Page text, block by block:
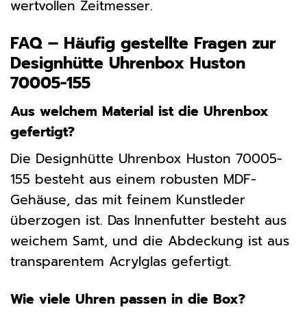
wertvollen Zeitmesser.
FAQ – Häufig gestellte Fragen zur
Designhütte Uhrenbox Huston
70005-155
Aus welchem Material ist die Uhrenbox
gefertigt?
Die Designhütte Uhrenbox Huston 70005-
155 besteht aus einem robusten MDF-
Gehäuse, das mit feinem Kunstleder
überzogen ist. Das Innenfutter besteht aus
weichem Samt, und die Abdeckung ist aus
transparentem Acrylglas gefertigt.
Wie viele Uhren passen in die Box?